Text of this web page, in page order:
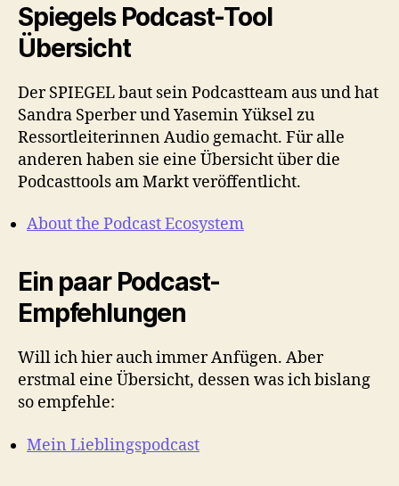
Spiegels Podcast-Tool
Übersicht
Der SPIEGEL baut sein Podcastteam aus und hat
Sandra Sperber und Yasemin Yüksel zu
Ressortleiterinnen Audio gemacht. Für alle
anderen haben sie eine Übersicht über die
Podcasttools am Markt veröffentlicht.
About the Podcast Ecosystem
Ein paar Podcast-
Empfehlungen
Will ich hier auch immer Anfügen. Aber
erstmal eine Übersicht, dessen was ich bislang
so empfehle:
Mein Lieblingspodcast